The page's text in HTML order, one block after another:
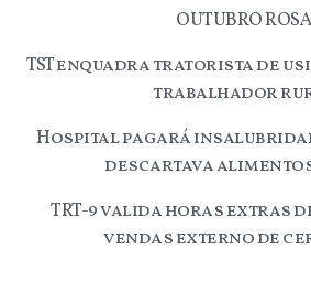
OUTUBRO
TST enquadra tratorista de
trabalhador
Hospital pagará
descartava alimentos
TRT-9 valida horas extras
vendas externo de